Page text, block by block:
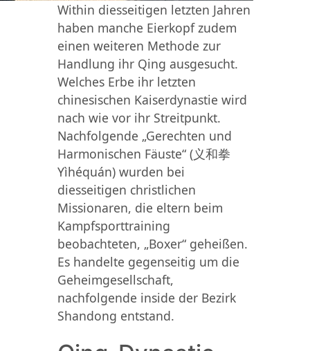
Within diesseitigen letzten Jahren
haben manche Eierkopf zudem
einen weiteren Methode zur
Handlung ihr Qing ausgesucht.
Welches Erbe ihr letzten
chinesischen Kaiserdynastie wird
nach wie vor ihr Streitpunkt.
Nachfolgende „Gerechten und
Harmonischen Fäuste“ (义和拳
Yìhéquán) wurden bei
diesseitigen christlichen
Missionaren, die eltern beim
Kampfsporttraining
beobachteten, „Boxer“ geheißen.
Es handelte gegenseitig um die
Geheimgesellschaft,
nachfolgende inside der Bezirk
Shandong entstand.